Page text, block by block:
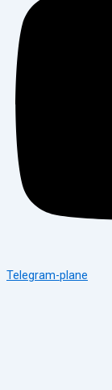
Telegram-plane